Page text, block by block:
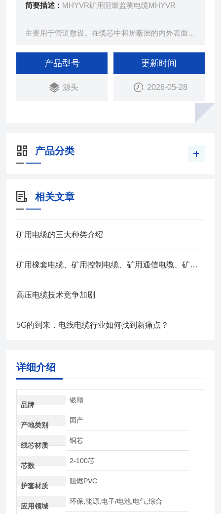
简要描述： MHYVR矿用阻燃监测电缆MHYVR
主要用于管道敷设。在缆芯中和屏蔽层的内外表面用
产品型号
源头
更新时间
2026-05-28
产品分类
相关文章
矿用电缆的三大种类介绍
矿用橡套电缆、矿用控制电缆、矿用通信电缆、矿用电力电缆、矿用计算机电缆区别，看完不选错
高压电缆技术竞争加剧
5G的到来，电线电缆行业如何找到新痛点？
详细介绍
品牌
银顺
产地类别
国产
线芯材质
铜芯
芯数
2-100芯
护套材质
阻燃PVC
应用领域
环保,能源,电子/电池,电气,综合